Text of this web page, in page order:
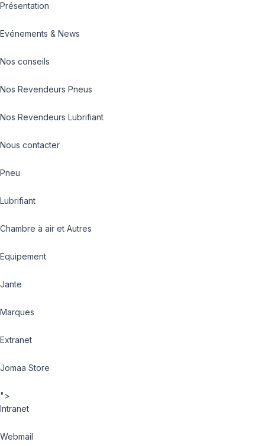
Présentation
Evénements & News
Nos conseils
Nos Revendeurs Pneus
Nos Revendeurs Lubrifiant
Nous contacter
Pneu
Lubrifiant
Chambre à air et Autres
Equipement
Jante
Marques
Extranet
Jomaa Store
">
Intranet
Webmail